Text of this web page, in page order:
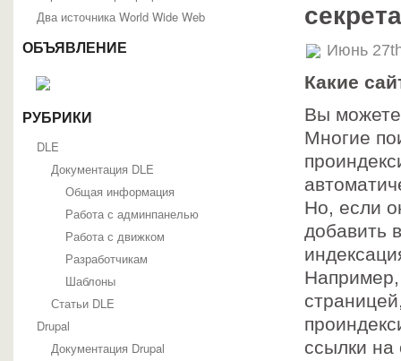
Два источника World Wide Web
ОБЪЯВЛЕНИЕ
РУБРИКИ
DLE
Документация DLE
Общая информация
Работа с админпанелью
Работа с движком
Разработчикам
Шаблоны
Статьи DLE
Drupal
Документация Drupal
Июнь
Какие
Вы
Многие
Но, если
добавить
Например,
ссылки на